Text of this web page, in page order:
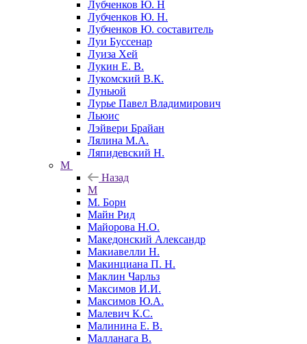
Лубченков Ю. Н
Лубченков Ю. Н.
Лубченков Ю. составитель
Луи Буссенар
Луиза Хей
Лукин Е. В.
Лукомский В.К.
Луньюй
Лурье Павел Владимирович
Льюис
Лэйвери Брайан
Лялина М.А.
Ляпидевский Н.
М
Назад
М
М. Борн
Майн Рид
Майорова Н.О.
Македонский Александр
Макиавелли Н.
Макинциана П. Н.
Маклин Чарльз
Максимов И.И.
Максимов Ю.А.
Малевич К.С.
Малинина Е. В.
Малланага В.